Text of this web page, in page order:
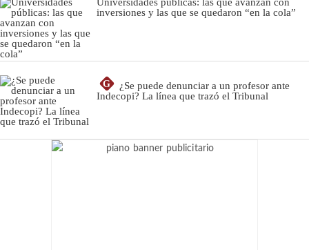
inversiones y las que se quedaron “en la cola”
G
¿Se puede denunciar a un profesor ante
Indecopi? La línea que trazó el Tribunal